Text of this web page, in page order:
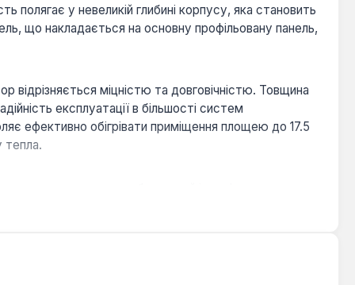
полягає у невеликій глибині корпусу, яка становить
що накладається на основну профільовану панель,
відрізняється міцністю та довговічністю. Товщина
експлуатації в більшості систем
ефективно обігрівати приміщення площею до 17.5
тепла.